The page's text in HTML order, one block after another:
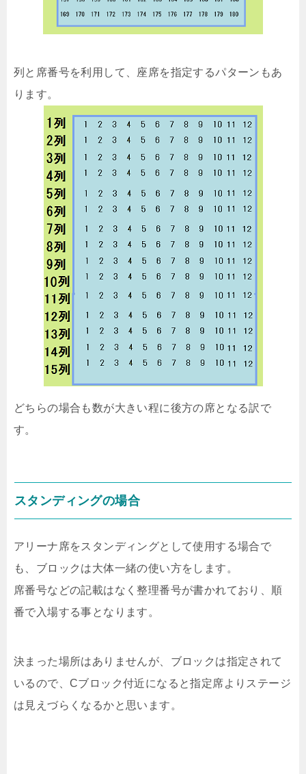
列と席番号を利用して、座席を指定するパターンもあ
ります。
どちらの場合も数が大きい程に後方の席となる訳で
す。
スタンディングの場合
アリーナ席をスタンディングとして使用する場合で
も、ブロックは大体一緒の使い方をします。
席番号などの記載はなく整理番号が書かれており、順
番で入場する事となります。
決まった場所はありませんが、ブロックは指定されて
いるので、Cブロック付近になると指定席よりステージ
は見えづらくなるかと思います。